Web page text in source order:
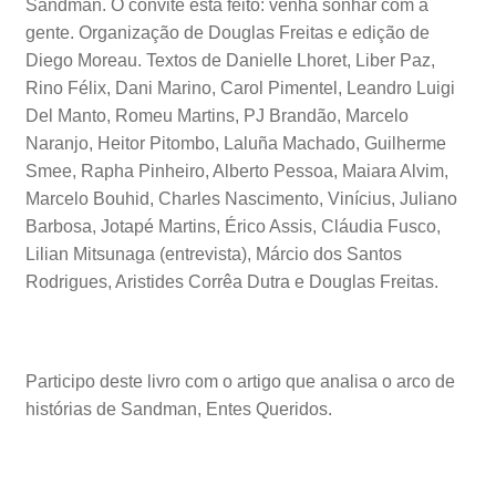
Sandman. O convite está feito: venha sonhar com a
gente. Organização de Douglas Freitas e edição de
Diego Moreau. Textos de Danielle Lhoret, Liber Paz,
Rino Félix, Dani Marino, Carol Pimentel, Leandro Luigi
Del Manto, Romeu Martins, PJ Brandão, Marcelo
Naranjo, Heitor Pitombo, Laluña Machado, Guilherme
Smee, Rapha Pinheiro, Alberto Pessoa, Maiara Alvim,
Marcelo Bouhid, Charles Nascimento, Vinícius, Juliano
Barbosa, Jotapé Martins, Érico Assis, Cláudia Fusco,
Lilian Mitsunaga (entrevista), Márcio dos Santos
Rodrigues, Aristides Corrêa Dutra e Douglas Freitas.
Participo deste livro com o artigo que analisa o arco de
histórias de Sandman, Entes Queridos.